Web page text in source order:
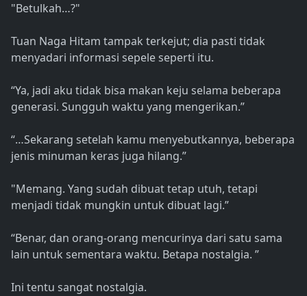
"Betulkah…?"
Tuan Naga Hitam tampak terkejut; dia pasti tidak
menyadari informasi sepele seperti itu.
“Ya, jadi aku tidak bisa makan keju selama beberapa
generasi. Sungguh waktu yang mengerikan.”
“…Sekarang setelah kamu menyebutkannya, beberapa
jenis minuman keras juga hilang.”
"Memang. Yang sudah dibuat tetap utuh, tetapi
menjadi tidak mungkin untuk dibuat lagi.”
“Benar, dan orang-orang mencurinya dari satu sama
lain untuk sementara waktu. Betapa nostalgia. ”
Ini tentu sangat nostalgia.